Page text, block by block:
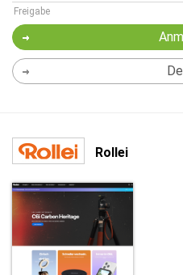
Freigabe
Rollei